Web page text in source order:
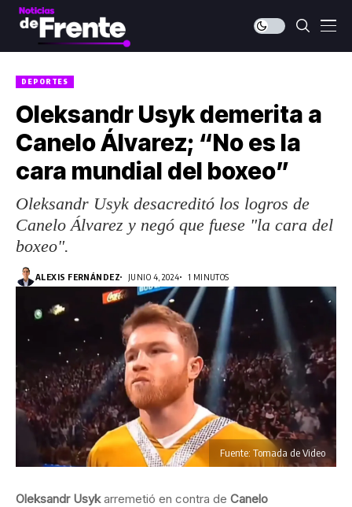
DEPORTES
Oleksandr Usyk demerita a
Canelo Álvarez; “No es la
cara mundial del boxeo”
Oleksandr Usyk desacreditó los logros de
Canelo Álvarez y negó que fuese "la cara del
boxeo".
ALEXIS FERNÁNDEZ JUNIO 4, 2024 1 MINUTOS
Fuente: Tomada de Video
Oleksandr Usykarremetió en contra de Canelo